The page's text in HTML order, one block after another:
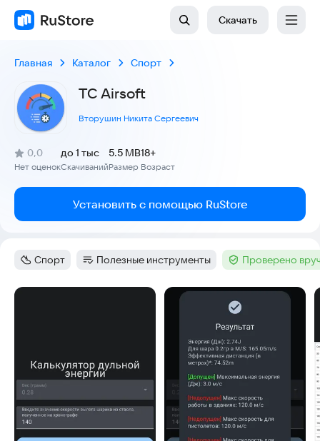
Скачать
Главная Каталог Спорт
TC Airsoft
Вторушин Никита Сергеевич
Рейтинг:
0,0
(
Нет оценок
)
Скачиваний
до 1 тыс
Размер
5.5 MB
Возраст
18+
Установить с помощью RuStore
Категория
Спорт Категория:
Полезные инструменты Тег :Проверено
Скриншоты